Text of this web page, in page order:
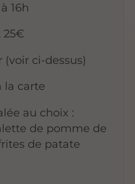
16h
25€
ci-dessus)
la carte
au choix :
de pomme de
de patate